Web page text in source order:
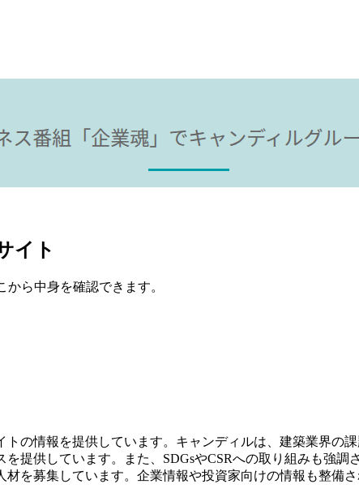
イト
ら中身を確認できます。
の情報を提供しています。キャンディルは、建築業界の
提供しています。また、SDGsやCSRへの取り組みも強
を募集しています。企業情報や投資家向けの情報も整備さ